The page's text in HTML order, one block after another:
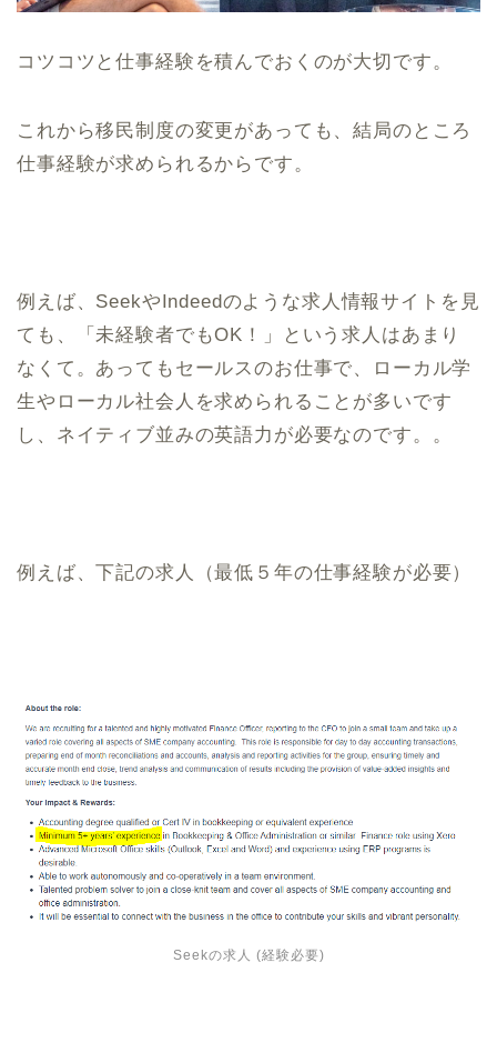
コツコツと仕事経験を積んでおくのが大切です。
これから移民制度の変更があっても、結局のところ
仕事経験が求められるからです。
例えば、SeekやIndeedのような求人情報サイトを見
ても、「未経験者でもOK！」という求人はあまり
なくて。あってもセールスのお仕事で、ローカル学
生やローカル社会人を求められることが多いです
し、ネイティブ並みの英語力が必要なのです。。
例えば、下記の求人（最低５年の仕事経験が必要）
Seekの求人 (経験必要)